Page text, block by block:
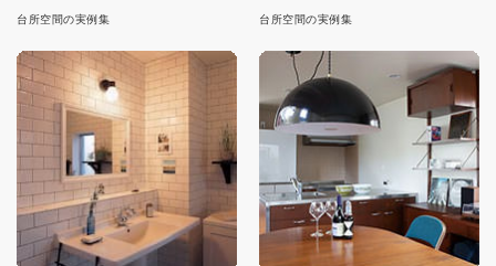
台所空間の実例集 台所空間の実例集